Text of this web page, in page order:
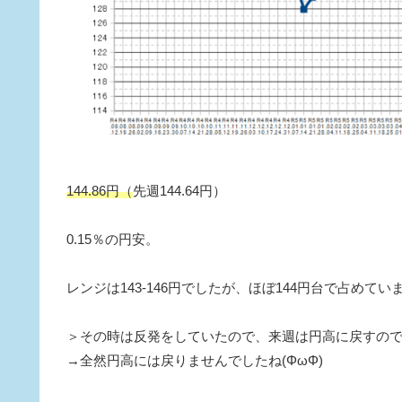
144.86円（先週144.64円）
0.15％の円安。
レンジは143-146円でしたが、ほぼ144円台で占めてい
＞その時は反発をしていたので、来週は円高に戻すの
→全然円高には戻りませんでしたね(ΦωΦ)